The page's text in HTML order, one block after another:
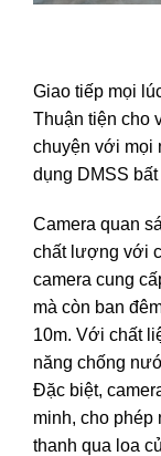
Giao tiếp mọi
Thuận tiện cho
chuyện với mọi
dụng DMSS
Camera quan
chất lượng với
camera cung
mà còn ban
10m. Với chất
năng chống
Đặc biệt,
minh, cho phép
thanh qua loa